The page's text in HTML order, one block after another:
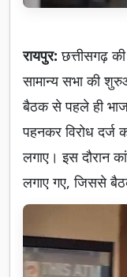
रायपुर: छत्तीसगढ़
सामान्य सभा की
बैठक से पहले ही
पहनकर विरोध दर्ज
लगाए। इस दौरान
लगाए गए, जिससे